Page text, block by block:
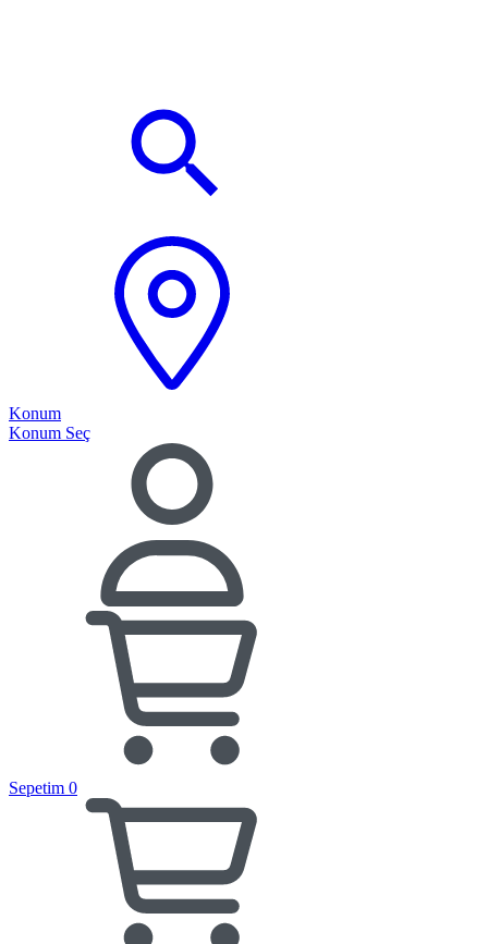
Konum
Konum Seç
Sepetim 0